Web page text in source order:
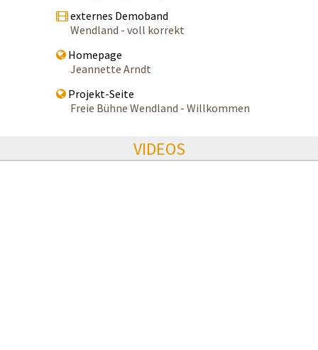
externes Demoband
Wendland - voll korrekt
Homepage
Jeannette Arndt
Projekt-Seite
Freie Bühne Wendland - Willkommen
VIDEOS